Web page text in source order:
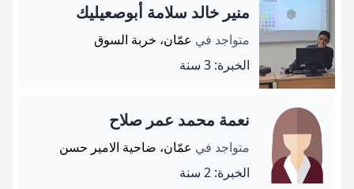
منير خالد سلامة أبوصعيليك
متواجد في عمّان، خربة السوق
الخبرة: 3 سنة
نعمة محمد عمر صلاح
متواجد في عمّان، ضاحية الامير حسن
الخبرة: 2 سنة